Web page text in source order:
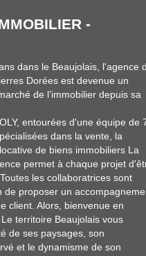
-
dans le Beaujolais, l'agence
Dorées est devenue un
de l’immobilier depuis sa
entourées d'une équipe de
dans la vente, la
de biens immobiliers La
permet à chaque projet
les collaboratrices sont
de proposer un
client. Alors, bienvenue en
territoire Beaujolais vous
de ses paysages, son
et le dynamisme de son